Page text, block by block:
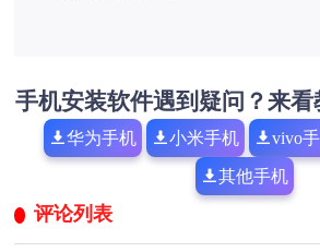
手机安装软件遇到疑问？来看
华为手机 小米手机 vivo
其他手机
评论列表